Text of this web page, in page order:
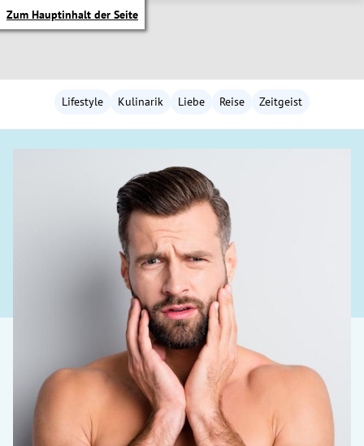
Zum Hauptinhalt der Seite
Untermenü
Untermenü
Lifestyle Kulinarik Liebe Reise Zeitgeist